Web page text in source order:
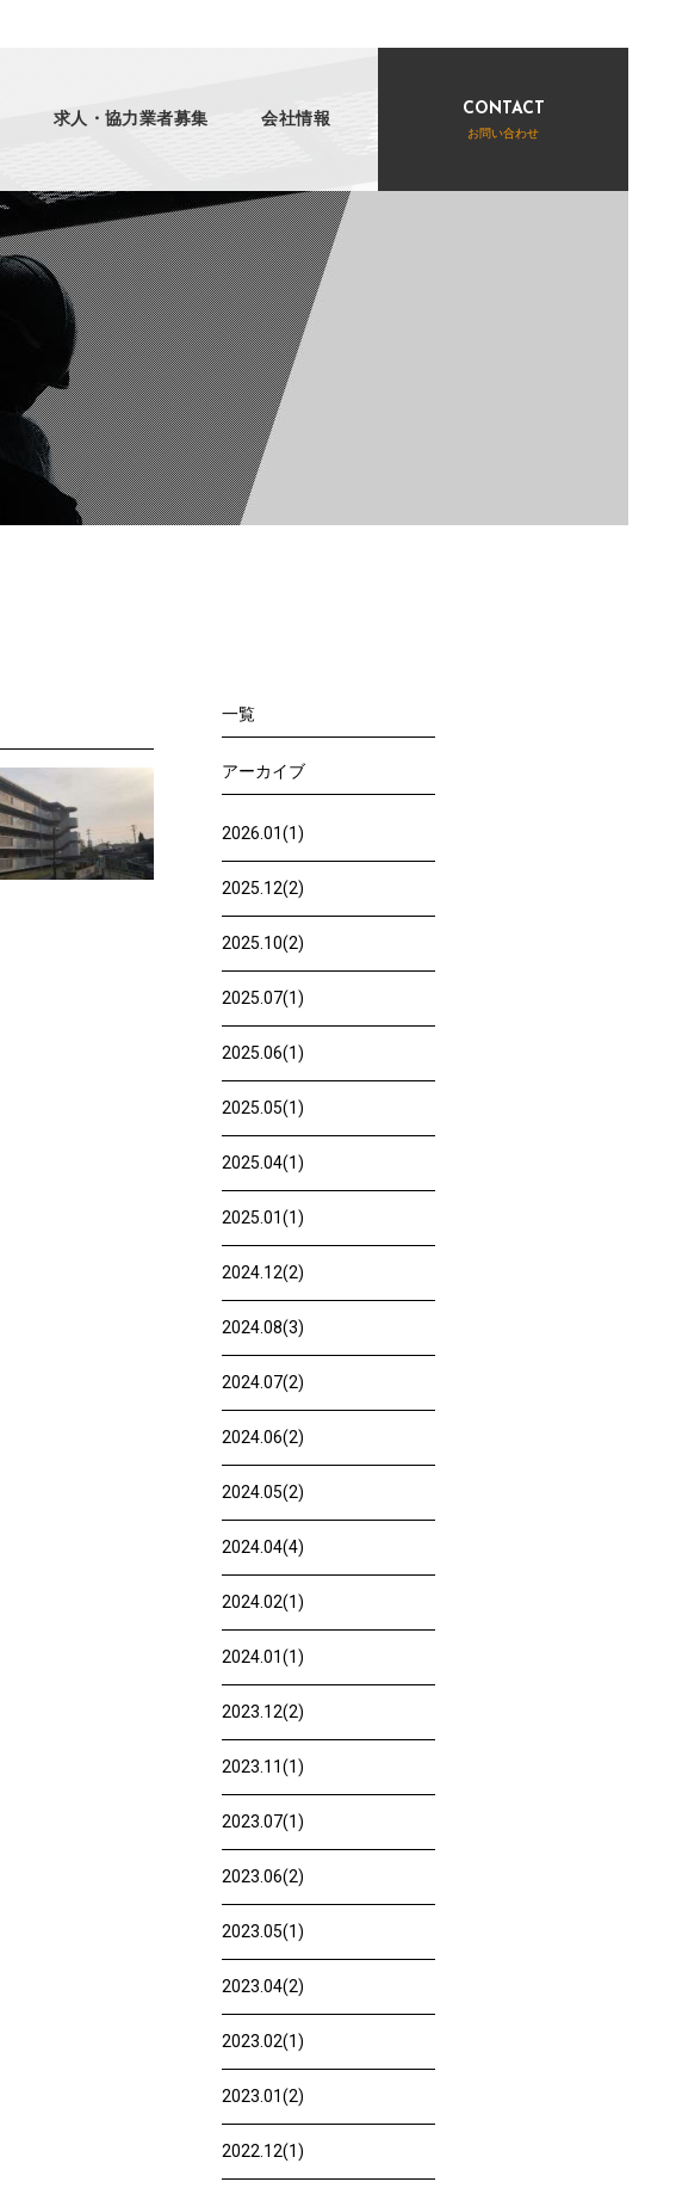
一覧
アーカイブ
2026.01(1)
2025.12(2)
2025.10(2)
2025.07(1)
2025.06(1)
2025.05(1)
2025.04(1)
2025.01(1)
2024.12(2)
2024.08(3)
2024.07(2)
2024.06(2)
2024.05(2)
2024.04(4)
2024.02(1)
2024.01(1)
2023.12(2)
2023.11(1)
2023.07(1)
2023.06(2)
2023.05(1)
2023.04(2)
2023.02(1)
2023.01(2)
2022.12(1)
求人・協力業者募集 会社情報
CONTACT
お問い合わせ